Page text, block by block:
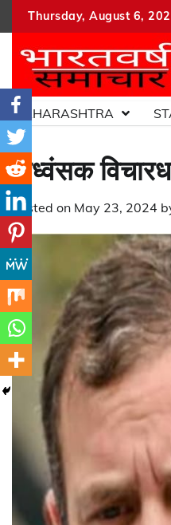
content
Thursday, August 6,
MAHARASHTRA
विध्वंसक
Posted on May 23, 2024